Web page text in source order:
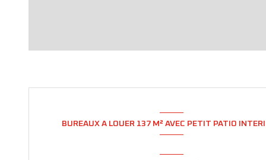
BUREAUX A LOUER 137 M² AVEC PETIT PATIO